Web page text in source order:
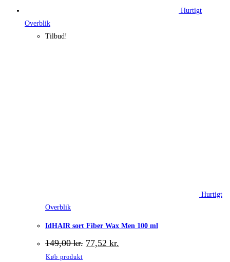
Hurtigt
Overblik
Tilbud!
Hurtigt
Overblik
IdHAIR sort Fiber Wax Men 100 ml
149,00kr. Den
oprindelige
77,52 kr.
aktuelle
Køb produkt